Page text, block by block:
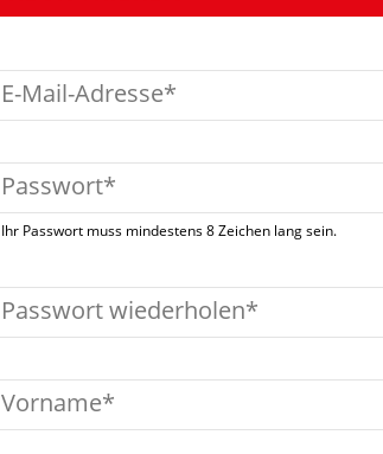
E-Mail-Adresse
Passwort
Ihr Passwort muss mindestens 8 Zeichen lang sein.
Passwort wiederholen
Vorname